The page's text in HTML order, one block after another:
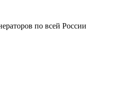
по всей России